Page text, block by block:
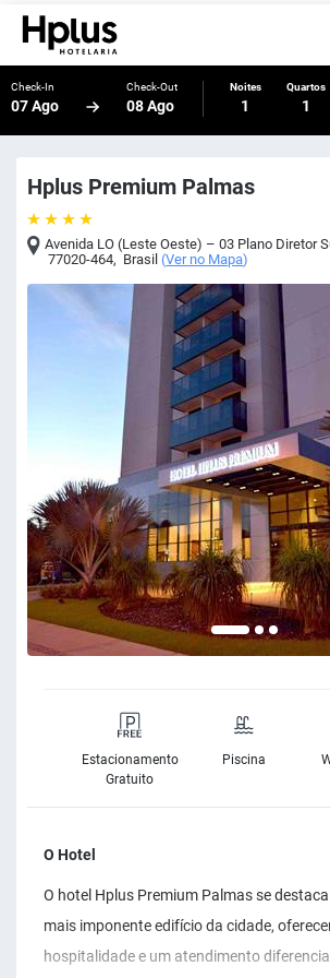
Check-In
07 Ago
Check-Out
08 Ago
Noites
1
Quartos
1
Hplus Premium Palmas
Avenida LO (Leste Oeste) – 03 Plano Diretor
77020-464, Brasil (Ver no Mapa)
Estacionamento
Gratuito
Piscina
O Hotel
O hotel Hplus Premium Palmas se
mais imponente edifício da cidade,
hospitalidade e um atendimento